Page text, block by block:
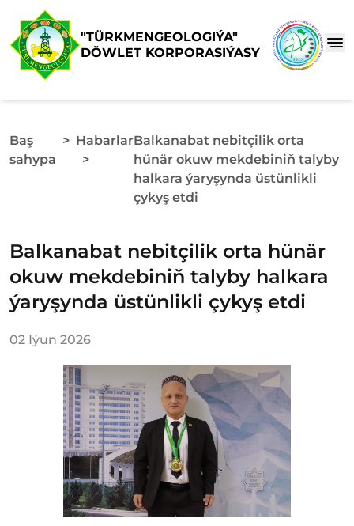
"TÜRKMENGEOLOGIÝA"
DÖWLET KORPORASIÝASY
Baş
sahypa
> Habarlar
>
Balkanabat nebitçilik orta
hünär okuw mekdebiniň talyby
halkara ýaryşynda üstünlikli
çykyş etdi
Balkanabat nebitçilik orta hünär
okuw mekdebiniň talyby halkara
ýaryşynda üstünlikli çykyş etdi
02 Iýun 2026